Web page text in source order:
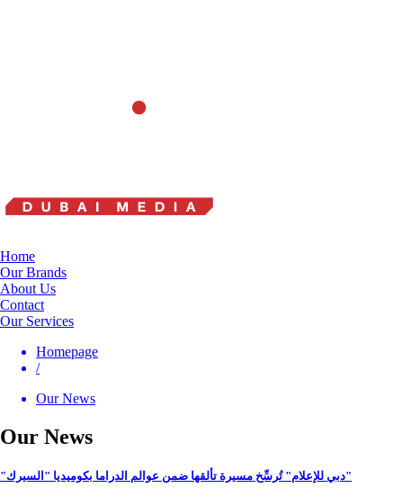
Home
Our Brands
About Us
Contact
Our Services
Homepage
/
Our News
Our News
"دبي للإعلام" تُرسِّخ مسيرة تألقها ضمن عوالم الدراما بكوميديا "السيرك"